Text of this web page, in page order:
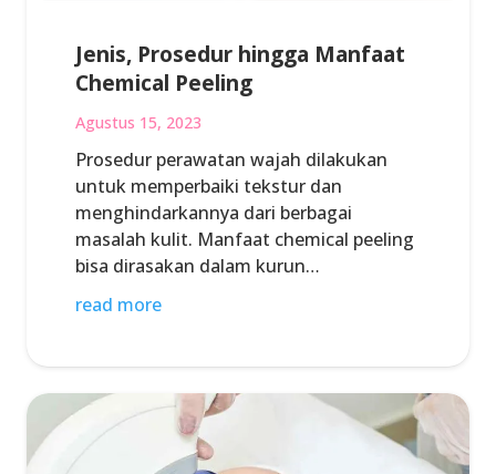
Jenis, Prosedur hingga Manfaat
Chemical Peeling
Agustus 15, 2023
Prosedur perawatan wajah dilakukan
untuk memperbaiki tekstur dan
menghindarkannya dari berbagai
masalah kulit. Manfaat chemical peeling
bisa dirasakan dalam kurun…
read more